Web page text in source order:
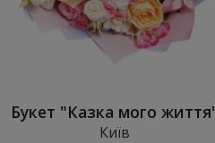
Букет "Казка мого
Київ